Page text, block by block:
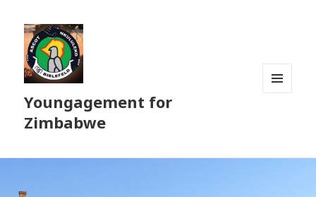
Youngagement for
Zimbabwe